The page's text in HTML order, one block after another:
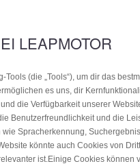
des Fahrzeugs
LEAPMOTOR
(die „Tools“), um dir das
es uns, dir
die Verfügbarkeit unserer
Benutzerfreundlichkeit und die
Spracherkennung,
könnte auch Cookies von
ist.Einige Cookies können